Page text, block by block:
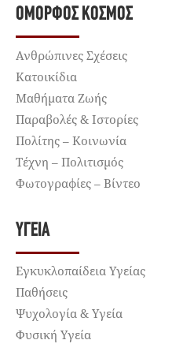
ΌΜΟΡΦΟΣ ΚΌΣΜΟΣ
Ανθρώπινες Σχέσεις
Κατοικίδια
Μαθήματα Ζωής
Παραβολές & Ιστορίες
Πολίτης – Κοινωνία
Τέχνη – Πολιτισμός
Φωτογραφίες – Βίντεο
ΥΓΕΊΑ
Εγκυκλοπαίδεια Υγείας
Παθήσεις
Ψυχολογία & Υγεία
Φυσική Υγεία